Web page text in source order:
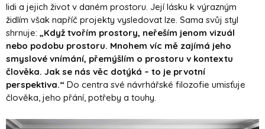
lidi a jejich život v daném prostoru. Její lásku k výrazným
židlím však napříč projekty vysledovat lze. Sama svůj styl
shrnuje: „Když tvořím prostory, neřeším jenom vizuál
nebo podobu prostoru. Mnohem víc mě zajímá jeho
smyslové vnímání, přemýšlím o prostoru v kontextu
člověka. Jak se nás věc dotýká – to je prvotní
perspektiva.“ Do centra své návrhářské filozofie umisťuje
člověka, jeho přání, potřeby a touhy.